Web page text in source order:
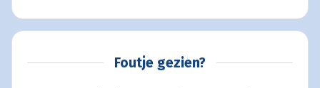
Foutje gezien?